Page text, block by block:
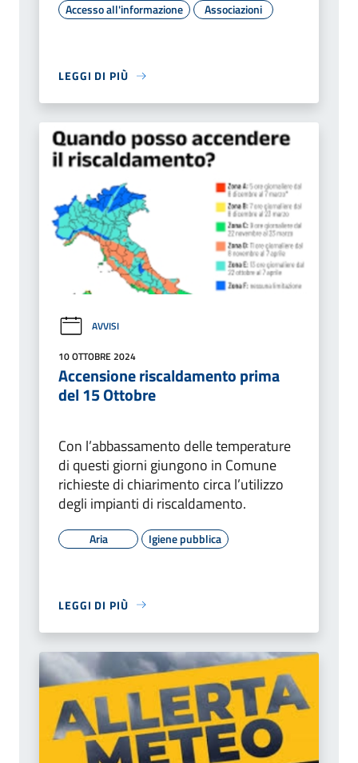
Accesso all'informazione Associazioni
LEGGI DI PIÙ
AVVISI
10 OTTOBRE 2024
Accensione riscaldamento prima
del 15 Ottobre
Con l’abbassamento delle temperature
di questi giorni giungono in Comune
richieste di chiarimento circa l’utilizzo
degli impianti di riscaldamento.
Aria Igiene pubblica
LEGGI DI PIÙ